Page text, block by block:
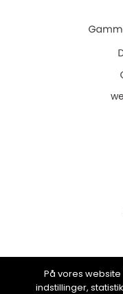
På vores
indstillinger,